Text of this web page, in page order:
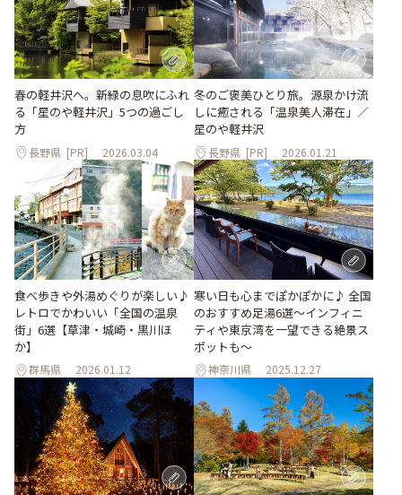
春の軽井沢へ。新緑の息吹にふれ
る「星のや軽井沢」5つの過ごし
方
長野県 [PR] 2026.03.04
冬のご褒美ひとり旅。源泉かけ流
しに癒される「温泉美人滞在」／
星のや軽井沢
長野県 [PR] 2026.01.21
食べ歩きや外湯めぐりが楽しい♪
レトロでかわいい「全国の温泉
街」6選【草津・城崎・黒川ほ
か】
群馬県 2026.01.12
寒い日も心までぽかぽかに♪ 全国
のおすすめ足湯6選～インフィニ
ティや東京湾を一望できる絶景ス
ポットも～
神奈川県 2025.12.27